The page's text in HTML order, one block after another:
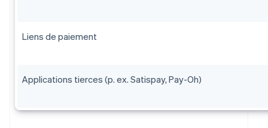
Liens de paiement
Applications tierces (p. ex. Satispay, Pay-Oh)